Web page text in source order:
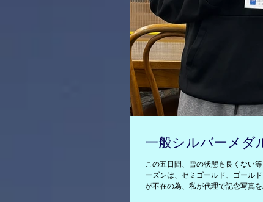
一般シルバーメダ
この五日間、雪の状態も良くない
ーズンは、セミゴールド、ゴール
が不在の為、私が代理で記念写真を